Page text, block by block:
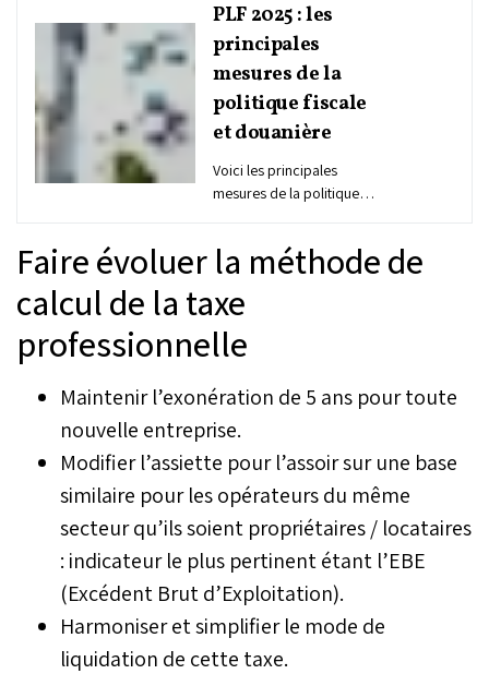
PLF 2025 : les
principales
mesures de la
politique fiscale
et douanière
Voici les principales
mesures de la politique
loi de finances (PLF) de
dans le rapport
d'exécution budgétaire et
de cadrage
triennal.
Faire évoluer la méthode de
calcul de la taxe
professionnelle
Maintenir l’exonération de 5 ans pour toute
nouvelle entreprise.
Modifier l’assiette pour l’assoir sur une base
similaire pour les opérateurs du même
secteur qu’ils soient propriétaires / locataires
: indicateur le plus pertinent étant l’EBE
(Excédent Brut d’Exploitation).
Harmoniser et simplifier le mode de
liquidation de cette taxe.